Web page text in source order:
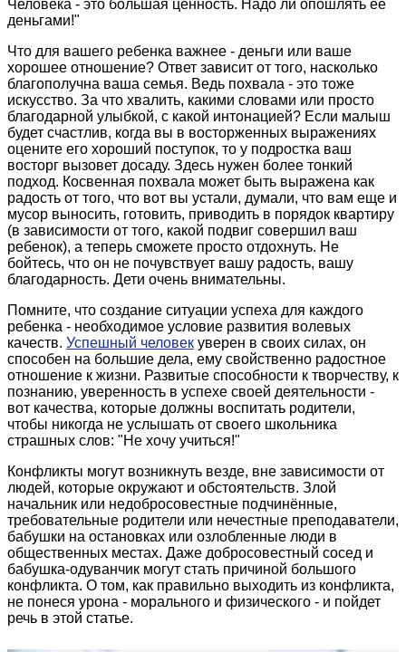
Человека - это большая ценность. Надо ли опошлять ее
деньгами!"
Что для вашего ребенка важнее - деньги или ваше
хорошее отношение? Ответ зависит от того, насколько
благополучна ваша семья. Ведь похвала - это тоже
искусство. За что хвалить, какими словами или просто
благодарной улыбкой, с какой интонацией? Если малыш
будет счастлив, когда вы в восторженных выражениях
оцените его хороший поступок, то у подростка ваш
восторг вызовет досаду. Здесь нужен более тонкий
подход. Косвенная похвала может быть выражена как
радость от того, что вот вы устали, думали, что вам еще и
мусор выносить, готовить, приводить в порядок квартиру
(в зависимости от того, какой подвиг совершил ваш
ребенок), а теперь сможете просто отдохнуть. Не
бойтесь, что он не почувствует вашу радость, вашу
благодарность. Дети очень внимательны.
Помните, что создание ситуации успеха для каждого
ребенка - необходимое условие развития волевых
качеств. Успешный человек уверен в своих силах, он
способен на большие дела, ему свойственно радостное
отношение к жизни. Развитые способности к творчеству, к
познанию, уверенность в успехе своей деятельности -
вот качества, которые должны воспитать родители,
чтобы никогда не услышать от своего школьника
страшных слов: "Не хочу учиться!"
Конфликты могут возникнуть везде, вне зависимости от
людей, которые окружают и обстоятельств. Злой
начальник или недобросовестные подчинённые,
требовательные родители или нечестные преподаватели,
бабушки на остановках или озлобленные люди в
общественных местах. Даже добросовестный сосед и
бабушка-одуванчик могут стать причиной большого
конфликта. О том, как правильно выходить из конфликта,
не понеся урона - морального и физического - и пойдет
речь в этой статье.